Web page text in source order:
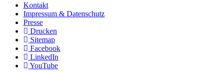
Kontakt
Impressum & Datenschutz
Presse
Drucken
Sitemap
Facebook
LinkedIn
YouTube